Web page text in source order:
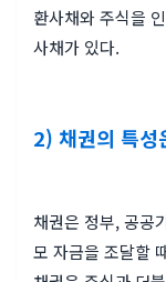
환사채와 주식을
사채가 있다.
2) 채권의 특성
채권은 정부, 공공
모 자금을 조달할